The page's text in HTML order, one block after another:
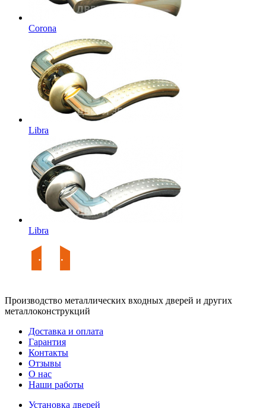
Corona
Libra
Libra
Производство металлических входных дверей и других
металлоконструкций
Доставка и оплата
Гарантия
Контакты
Отзывы
О нас
Наши работы
Установка дверей